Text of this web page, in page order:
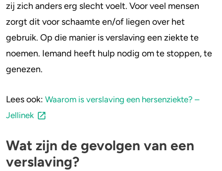
zij zich anders erg slecht voelt. Voor veel mensen
zorgt dit voor schaamte en/of liegen over het
gebruik. Op die manier is verslaving een ziekte te
noemen. Iemand heeft hulp nodig om te stoppen, te
genezen.
Lees ook: Waarom is verslaving een hersenziekte? –
Jellinek
Wat zijn de gevolgen van een
verslaving?